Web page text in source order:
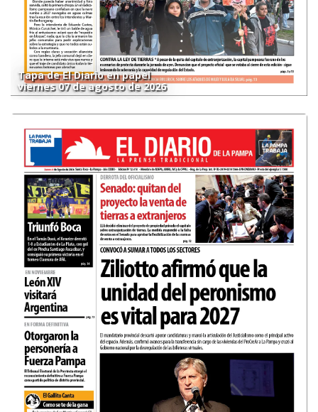
Tapa de El Diario en papel
viernes 07 de agosto de 2026